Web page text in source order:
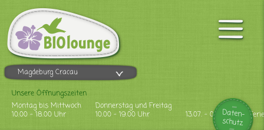
Magdeburg Cracau
Unsere Öffnungszeiten
Montag bis Mittwoch
10.00 - 18.00 Uhr
Donnerstag und Freitag
10.00 - 19.00 Uhr
13.07. - 09.08.2026
Daten-
schutz